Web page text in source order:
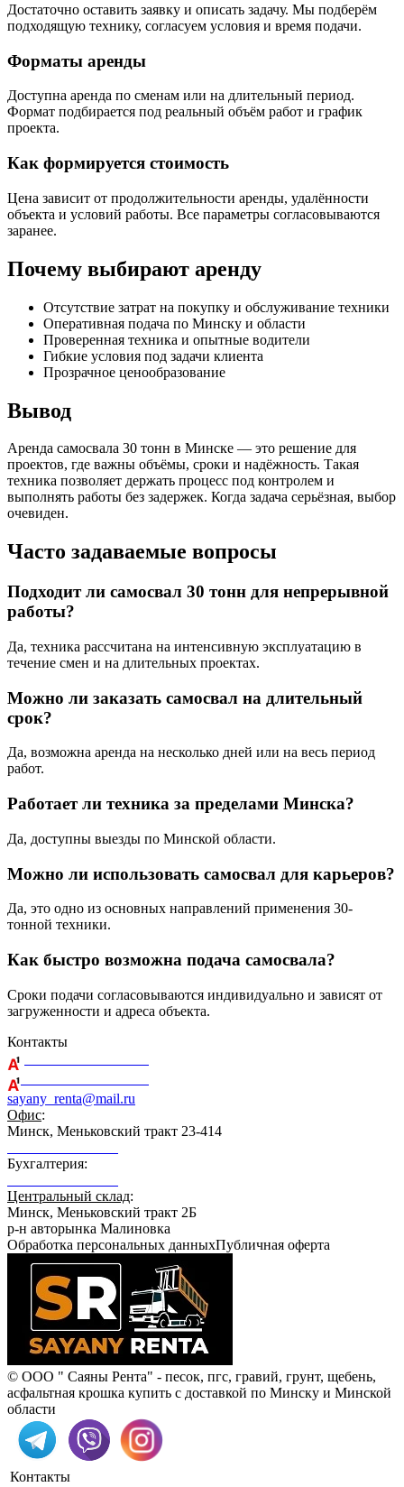
Достаточно оставить заявку и описать задачу. Мы подберём
подходящую технику, согласуем условия и время подачи.
Форматы аренды
Доступна аренда по сменам или на длительный период.
Формат подбирается под реальный объём работ и график
проекта.
Как формируется стоимость
Цена зависит от продолжительности аренды, удалённости
объекта и условий работы. Все параметры согласовываются
заранее.
Почему выбирают аренду
Отсутствие затрат на покупку и обслуживание техники
Оперативная подача по Минску и области
Проверенная техника и опытные водители
Гибкие условия под задачи клиента
Прозрачное ценообразование
Вывод
Аренда самосвала 30 тонн в Минске — это решение для
проектов, где важны объёмы, сроки и надёжность. Такая
техника позволяет держать процесс под контролем и
выполнять работы без задержек. Когда задача серьёзная, выбор
очевиден.
Часто задаваемые вопросы
Подходит ли самосвал 30 тонн для непрерывной
работы?
Да, техника рассчитана на интенсивную эксплуатацию в
течение смен и на длительных проектах.
Можно ли заказать самосвал на длительный
срок?
Да, возможна аренда на несколько дней или на весь период
работ.
Работает ли техника за пределами Минска?
Да, доступны выезды по Минской области.
Можно ли использовать самосвал для карьеров?
Да, это одно из основных направлений применения 30-
тонной техники.
Как быстро возможна подача самосвала?
Сроки подачи согласовываются индивидуально и зависят от
загруженности и адреса объекта.
Контакты
sayany_renta@mail.ru
Офис:
Минск, Меньковский тракт 23-414
Бухгалтерия:
Центральный склад:
Минск, Меньковский тракт 2Б
р-н авторынка Малиновка
Обработка персональных данныхПубличная оферта
© ООО " Саяны Рента" - песок, пгс, гравий, грунт, щебень,
асфальтная крошка купить с доставкой по Минску и Минской
области
Контакты